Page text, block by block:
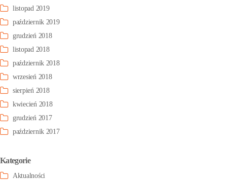
listopad 2019
październik 2019
grudzień 2018
listopad 2018
październik 2018
wrzesień 2018
sierpień 2018
kwiecień 2018
grudzień 2017
październik 2017
Kategorie
Aktualności